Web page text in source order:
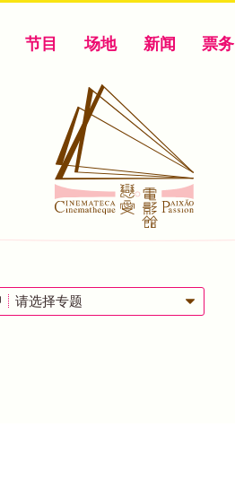
节目 场地 新闻 票务
请选择专题